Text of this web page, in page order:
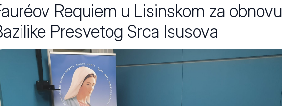
Requiem u Lisinskom za obnovu
Presvetog Srca Isusova